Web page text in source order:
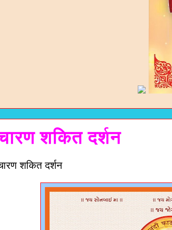
शकित दर्शन
शकित दर्शन